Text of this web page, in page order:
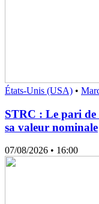
États-Unis (USA) •
STRC : Le pari
sa valeur nominale
07/08/2026 • 16:00